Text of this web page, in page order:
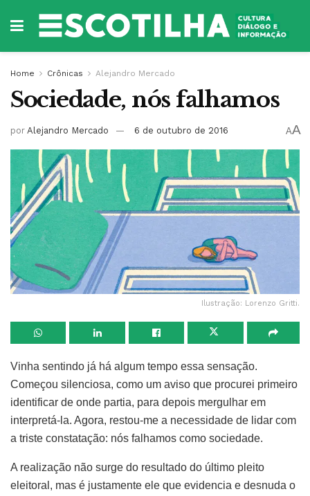
Home Crônicas Alejandro Mercado
Sociedade, nós falhamos
por Alejandro Mercado 6 de outubro de 2016 AA
Ilustração: Lorenzo Gritti.
Vinha sentindo já há algum tempo essa sensação.
Começou silenciosa, como um aviso que procurei primeiro
identificar de onde partia, para depois mergulhar em
interpretá-la. Agora, restou-me a necessidade de lidar com
a triste constatação: nós falhamos como sociedade.
A realização não surge do resultado do último pleito
eleitoral, mas é justamente ele que evidencia e desnuda o